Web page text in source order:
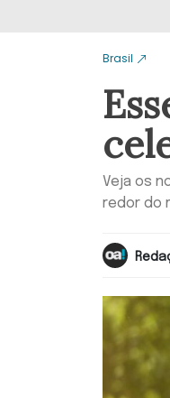
Brasil
Veja os
redor do